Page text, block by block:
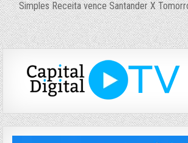
Post
Simples Receita vence Santander X